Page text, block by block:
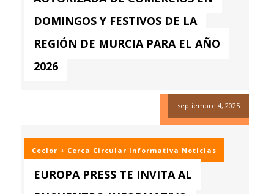
DOMINGOS Y FESTIVOS DE LA
REGIÓN DE MURCIA PARA EL AÑO
2026
septiembre 4, 2025
Ceclor + Cerca Circular Informativa Noticias
EUROPA PRESS TE INVITA AL